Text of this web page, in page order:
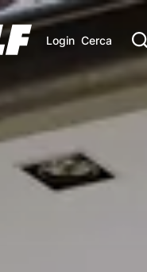
Login Cerca